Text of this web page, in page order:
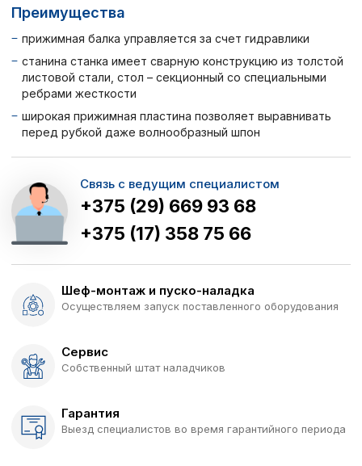
Преимущества
прижимная балка управляется за счет гидравлики
станина станка имеет сварную конструкцию из толстой
листовой стали, стол – секционный со специальными
ребрами жесткости
широкая прижимная пластина позволяет выравнивать
перед рубкой даже волнообразный шпон
Связь с ведущим специалистом
+375 (29) 669 93 68
+375 (17) 358 75 66
Шеф-монтаж и пуско-наладка
Осуществляем запуск поставленного оборудования
Сервис
Собственный штат наладчиков
Гарантия
Выезд специалистов во время гарантийного периода